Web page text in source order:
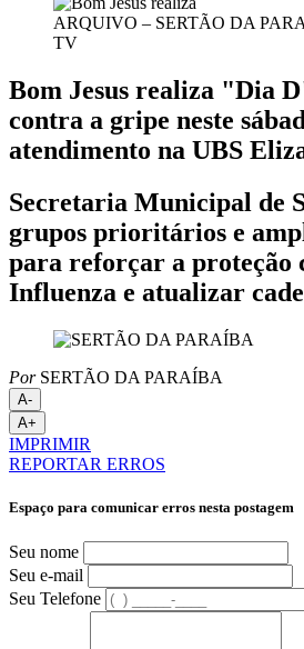
ARQUIVO – SERTÃO DA
TV
Bom Jesus realiza "Dia
contra a gripe neste
atendimento na UBS
Secretaria Municipal de
grupos prioritários e
para reforçar a proteção
Influenza e atualizar
PorSERTÃO DA PARAÍBA
A-
A+
IMPRIMIR
REPORTAR ERROS
Espaço para comunicar erros nesta postagem
Seu nome
Seu e-mail
Seu Telefone